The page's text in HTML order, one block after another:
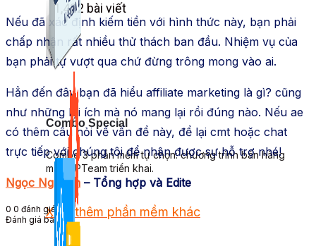
1,422 bài viết
Combo Special
Combo 3 phần mềm tự chọn: chương trình bán hàng
mà ATPTeam triển khai.
Xem thêm phần mềm khác
Nếu đã xác định kiếm tiền với hình thức này, bạn phải
chấp nhận rất nhiều thử thách ban đầu. Nhiệm vụ của
bạn phải tự vượt qua chứ đừng trông mong vào ai.
Hẳn đến đây bạn đã hiểu affiliate marketing là gì? cũng
như những lợi ích mà nó mang lại rồi đúng nào. Nếu ae
có thêm câu hỏi về vấn để này, để lại cmt hoặc chat
trực tiếp với chúng tôi để nhận được sự hỗ trợ nhé!
Ngọc Nguyễn – Tổng hợp và Edite
0 0 đánh giá
Đánh giá bài viết